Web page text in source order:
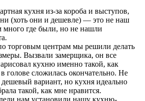
кухня из-за короба и выступов,
(хоть они и дешевле) — это не наш
где были, но не нашли
торговым центрам мы решили делать
Вызвали замерщика, он все
кухню именно такой, как
голове сложилась окончательно. Не
вариант, но кухня идеально
такой, как мне нравится.
нам установили нашу кухню-